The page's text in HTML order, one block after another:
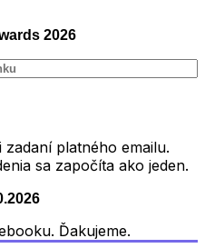
2026
platného emailu.
sa započíta ako jeden.
Ďakujeme.